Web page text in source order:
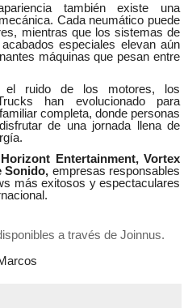
también existe una
Cada neumático puede
mientras que los sistemas de
especiales elevan aún
máquinas que pesan entre
ruido de los motores, los
han evolucionado para
completa, donde personas
de una jornada llena de
Horizont Entertainment, Vortex
Sonido, empresas responsables
más exitosos y espectaculares
a través de Joinnus.